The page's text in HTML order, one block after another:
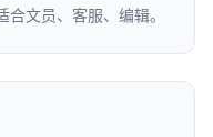
文员、客服、编辑。